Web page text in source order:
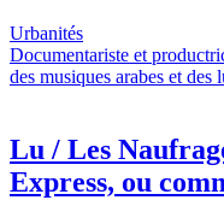
Urbanités
Documentariste et
des musiques arabes et des
Lu / Les
Express, ou